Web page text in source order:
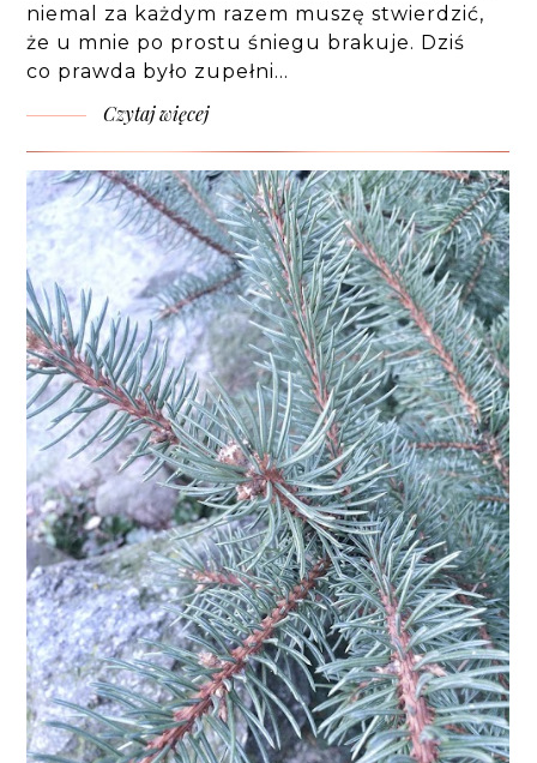
niemal za każdym razem muszę stwierdzić,
że u mnie po prostu śniegu brakuje. Dziś
co prawda było zupełni…
Czytaj więcej